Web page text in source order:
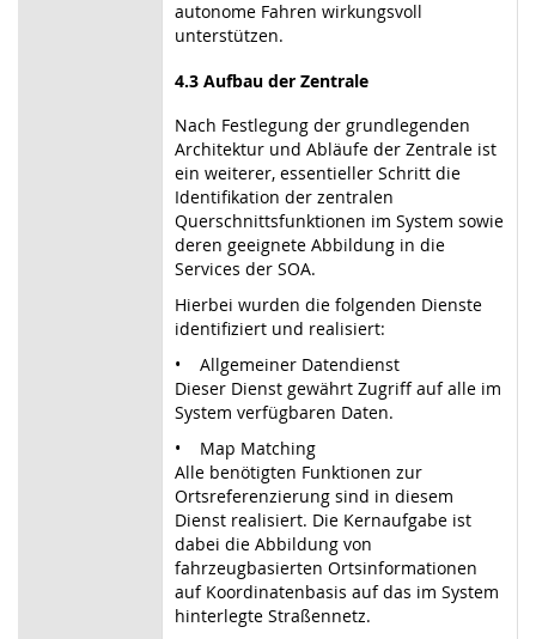
autonome Fahren wirkungsvoll
unterstützen.
4.3 Aufbau der Zentrale
Nach Festlegung der grundlegenden
Architektur und Abläufe der Zentrale ist
ein weiterer, essentieller Schritt die
Identifikation der zentralen
Querschnittsfunktionen im System sowie
deren geeignete Abbildung in die
Services der SOA.
Hierbei wurden die folgenden Dienste
identifiziert und realisiert:
• Allgemeiner Datendienst
Dieser Dienst gewährt Zugriff auf alle im
System verfügbaren Daten.
• Map Matching
Alle benötigten Funktionen zur
Ortsreferenzierung sind in diesem
Dienst realisiert. Die Kernaufgabe ist
dabei die Abbildung von
fahrzeugbasierten Ortsinformationen
auf Koordinatenbasis auf das im System
hinterlegte Straßennetz.